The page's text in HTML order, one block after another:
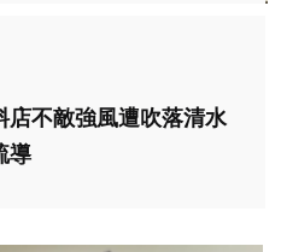
店不敵強風遭吹落清水
導